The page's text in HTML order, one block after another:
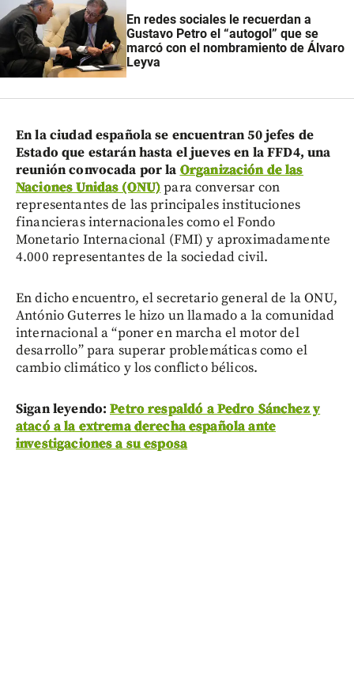
En redes sociales le recuerdan a
Gustavo Petro el “autogol” que se
marcó con el nombramiento de Álvaro
Leyva
En la ciudad española se encuentran 50 jefes de
Estado que estarán hasta el jueves en la FFD4, una
reunión convocada por la Organización de las
Naciones Unidas (ONU)para conversar con
representantes de las principales instituciones
financieras internacionales como el Fondo
Monetario Internacional (FMI) y aproximadamente
4.000 representantes de la sociedad civil.
En dicho encuentro, el secretario general de la ONU,
António Guterres le hizo un llamado a la comunidad
internacional a “poner en marcha el motor del
desarrollo” para superar problemáticas como el
cambio climático y los conflicto bélicos.
Sigan leyendo:Petro respaldó a Pedro Sánchez y
atacó a la extrema derecha española ante
investigaciones a su esposa